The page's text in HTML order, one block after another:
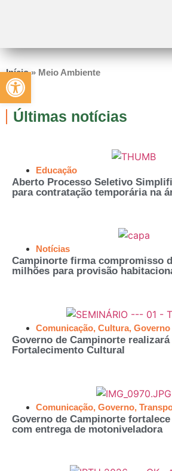
Início» Meio Ambiente
Últimas notícias
Educação
Aberto Processo Seletivo
para contratação temporária na
Notícias
Campinorte firma compromisso
milhões para provisão
Comunicação, Cultura, Governo
Governo de Campinorte
Fortalecimento Cultural
Comunicação, Governo,
Governo de Campinorte
com entrega de motoniveladora
Abrir a barra de ferramentas